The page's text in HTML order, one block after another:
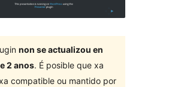
non se actualizou en
2 anos. É posible que xa
compatible ou mantido por